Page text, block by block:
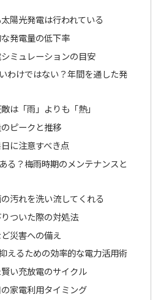
陽光発電は行われている
発電量の低下率
ミュレーションの目安
わけではない？年間を通した発
は「雨」よりも「熱」
ピークと推移
に注意すべき点
る？梅雨時期のメンテナンスと
汚れを洗い流してくれる
ついた際の対処法
災害への備え
えるための効率的な電力活用術
い充放電のサイクル
家電利用タイミング